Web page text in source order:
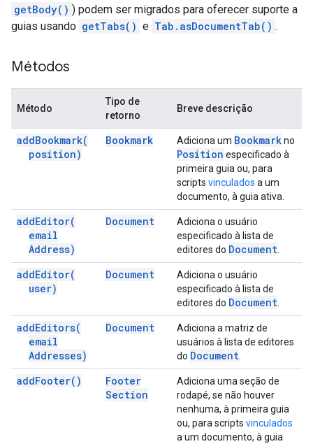
getBody() ) podem ser migrados para oferecer suporte a
guias usando getTabs() e Tab.asDocumentTab() .
Métodos
Método
Tipo de
retorno
Breve descrição
addBookmark(
position)
Bookmark Adiciona um Bookmarkno
Position especificado à
primeira guia ou, para
scripts vinculados a um
documento, à guia ativa.
addEditor(
email
Address)
Document
Adiciona o usuário
especificado à lista de
editores do Document
addEditor(
user)
Document
Adiciona o usuário
especificado à lista de
editores do Document
addEditors(
email
Addresses)
Document
Adiciona a matriz de
usuários à lista de editores
do Document
addFooter( )
Footer
Section
Adiciona uma seção de
rodapé, se não houver
nenhuma, à primeira guia
ou, para scripts vinculados
a um documento, à guia